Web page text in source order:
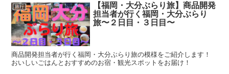
旅行
【福岡・大分ぶらり旅】商品開発
担当者が行く福岡・大分ぶらり
旅〜２日目・３日目〜
商品開発担当者が行く福岡・大分ぶらり旅の模様をご紹介します！
おいしいごはんとおすすめのお宿・観光スポットをお届け！